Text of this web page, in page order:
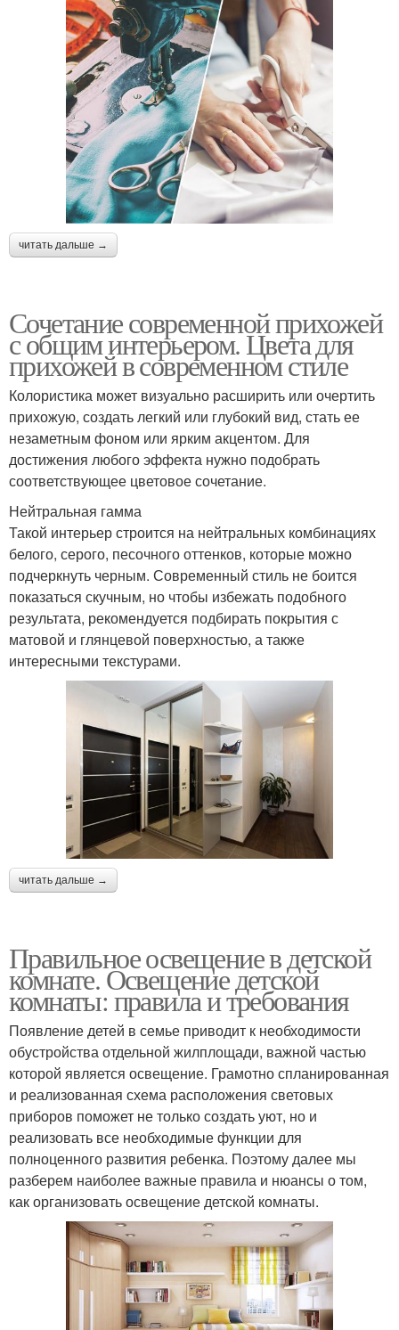
читать дальше →
Сочетание современной прихожей
с общим интерьером. Цвета для
прихожей в современном стиле
Колористика может визуально расширить или очертить
прихожую, создать легкий или глубокий вид, стать ее
незаметным фоном или ярким акцентом. Для
достижения любого эффекта нужно подобрать
соответствующее цветовое сочетание.
Нейтральная гамма
Такой интерьер строится на нейтральных комбинациях
белого, серого, песочного оттенков, которые можно
подчеркнуть черным. Современный стиль не боится
показаться скучным, но чтобы избежать подобного
результата, рекомендуется подбирать покрытия с
матовой и глянцевой поверхностью, а также
интересными текстурами.
читать дальше →
Правильное освещение в детской
комнате. Освещение детской
комнаты: правила и требования
Появление детей в семье приводит к необходимости
обустройства отдельной жилплощади, важной частью
которой является освещение. Грамотно спланированная
и реализованная схема расположения световых
приборов поможет не только создать уют, но и
реализовать все необходимые функции для
полноценного развития ребенка. Поэтому далее мы
разберем наиболее важные правила и нюансы о том,
как организовать освещение детской комнаты.